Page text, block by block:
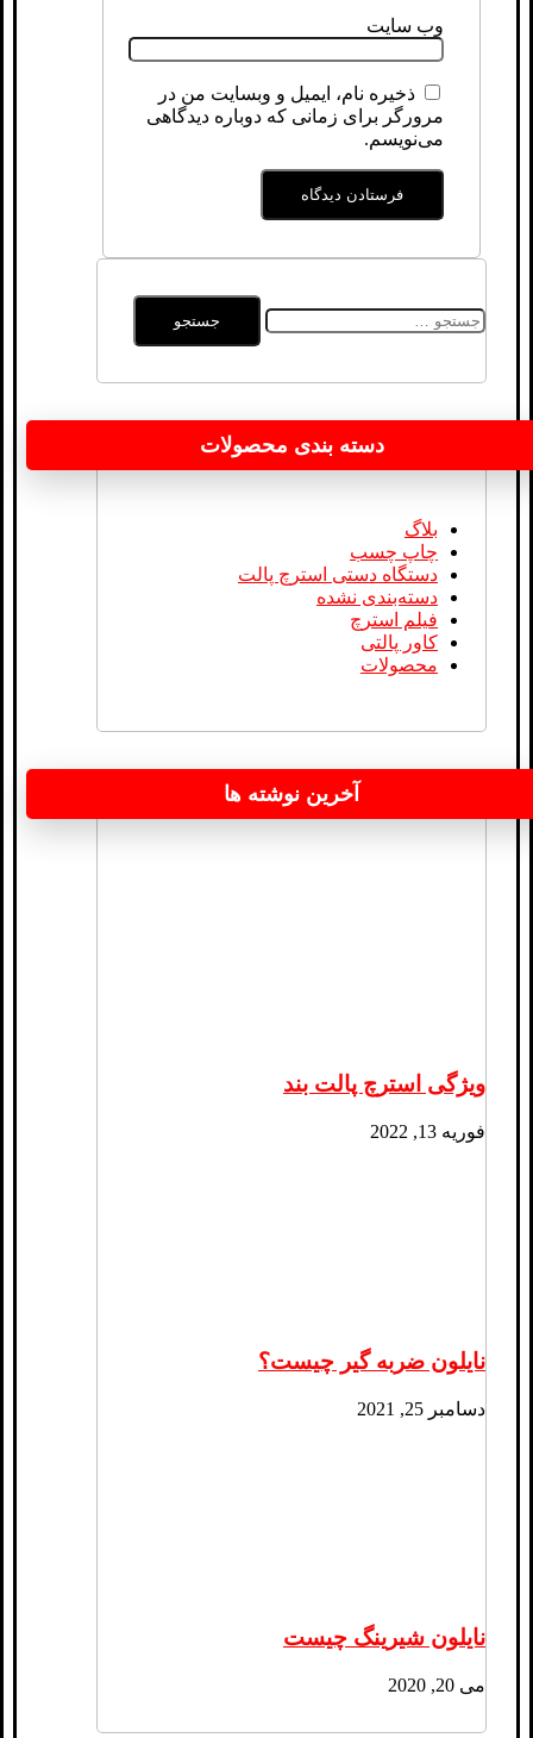
وب‌ سایت
ذخیره نام، ایمیل و وبسایت من در
مرورگر برای زمانی که دوباره دیدگاهی
می‌نویسم.
جستجو
برای:
دسته بندی محصولات
بلاگ
چاپ چسب
دستگاه دستی استرچ پالت
دسته‌بندی نشده
فیلم استرچ
کاور پالتی
محصولات
آخرین نوشته ها
ویژگی استرچ پالت بند
فوریه 13, 2022
نایلون ضربه گیر چیست؟
دسامبر 25, 2021
نایلون شیرینگ چیست
می 20, 2020